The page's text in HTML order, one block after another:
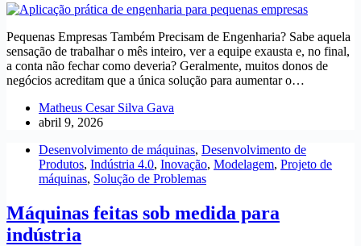
Pequenas Empresas Também Precisam de Engenharia? Sabe aquela
sensação de trabalhar o mês inteiro, ver a equipe exausta e, no final,
a conta não fechar como deveria? Geralmente, muitos donos de
negócios acreditam que a única solução para aumentar o…
Matheus Cesar Silva Gava
abril 9, 2026
Desenvolvimento de máquinas, Desenvolvimento de
Produtos, Indústria 4.0, Inovação, Modelagem, Projeto de
máquinas, Solução de Problemas
Máquinas feitas sob medida para
indústria